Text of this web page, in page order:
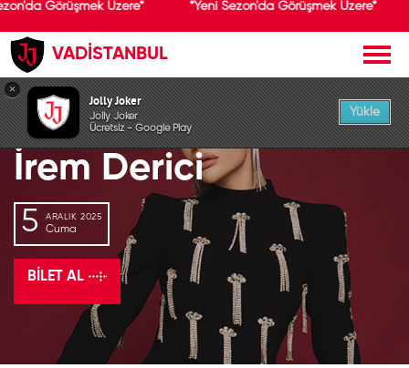
Görüşmek Üzere* *Yeni Sezon'da Görüşmek Üzere*
VADİSTANBUL
GEÇMİŞ ETKİNLİK
İrem Derici
5 ARALIK 2025
Cuma
BILET AL
×
Jolly Joker
Jolly Joker
Ücretsiz - Google Play
Yükle